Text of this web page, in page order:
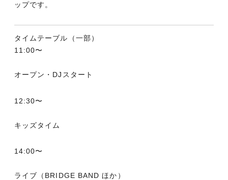
ップです。
タイムテーブル（一部）
11:00〜
オープン・DJスタート
12:30〜
キッズタイム
14:00〜
ライブ（BRIDGE BAND ほか）